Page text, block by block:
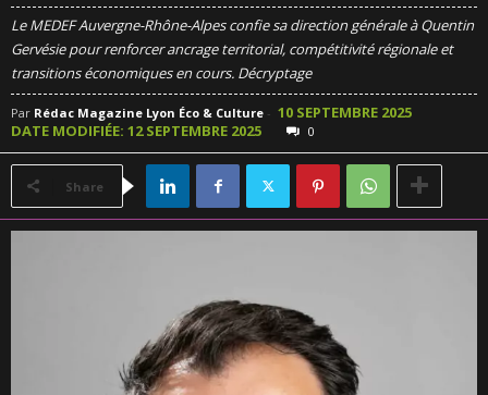
Le MEDEF Auvergne-Rhône-Alpes confie sa direction générale à Quentin
Gervésie pour renforcer ancrage territorial, compétitivité régionale et
transitions économiques en cours. Décryptage
Par Rédac Magazine Lyon Éco & Culture - 10 SEPTEMBRE 2025
DATE MODIFIÉE: 12 SEPTEMBRE 2025
0
Share